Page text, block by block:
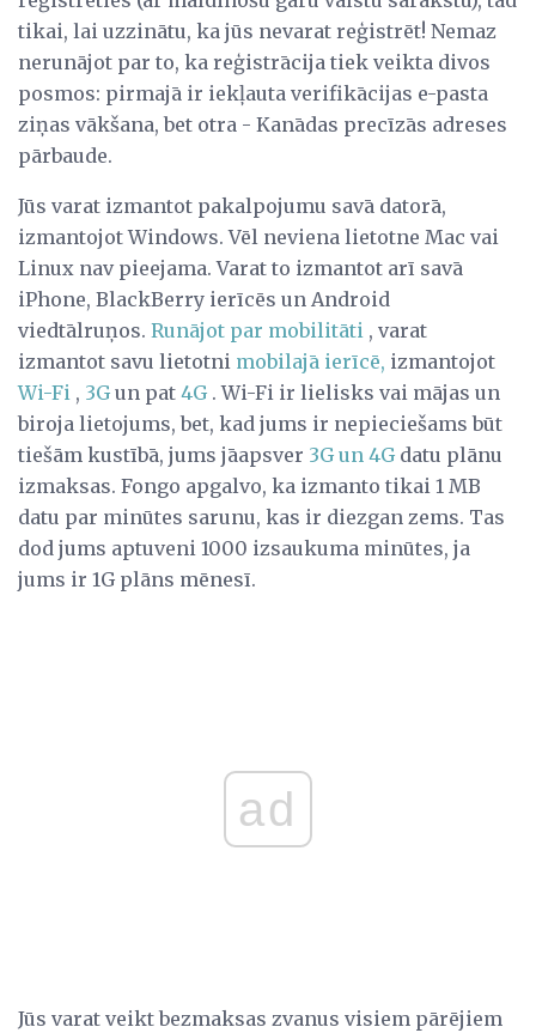
tikai, lai uzzinātu, ka jūs nevarat reģistrēt! Nemaz
nerunājot par to, ka reģistrācija tiek veikta divos
posmos: pirmajā ir iekļauta verifikācijas e-pasta
ziņas vākšana, bet otra - Kanādas precīzās adreses
pārbaude.
Jūs varat izmantot pakalpojumu savā datorā,
izmantojot Windows. Vēl neviena lietotne Mac vai
Linux nav pieejama. Varat to izmantot arī savā
iPhone, BlackBerry ierīcēs un Android
viedtālruņos. Runājot par mobilitāti , varat
izmantot savu lietotni mobilajā ierīcē, izmantojot
Wi-Fi , 3G un pat 4G . Wi-Fi ir lielisks vai mājas un
biroja lietojums, bet, kad jums ir nepieciešams būt
tiešām kustībā, jums jāapsver 3G un 4G datu plānu
izmaksas. Fongo apgalvo, ka izmanto tikai 1 MB
datu par minūtes sarunu, kas ir diezgan zems. Tas
dod jums aptuveni 1000 izsaukuma minūtes, ja
jums ir 1G plāns mēnesī.
ad
Jūs varat veikt bezmaksas zvanus visiem pārējiem